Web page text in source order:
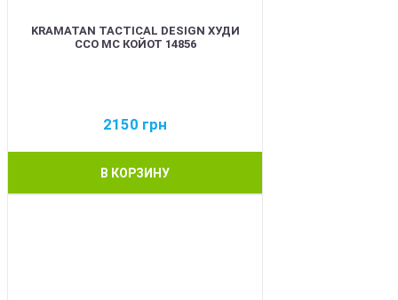
KRAMATAN TACTICAL DESIGN ХУДИ
ССО МС КОЙОТ 14856
2150 грн
В КОРЗИНУ